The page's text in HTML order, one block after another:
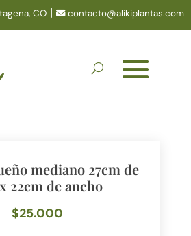
CO| contacto@alikiplantas.com
mediano 27cm de
22cm de ancho
$25.000